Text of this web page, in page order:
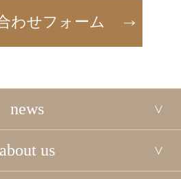
わせフォーム
news
about us